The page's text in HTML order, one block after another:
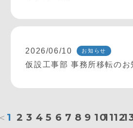
2026/06/10 お知らせ
仮設工事部 事務所移転のお
1 2 3 4 5 6 7 8 9 101112